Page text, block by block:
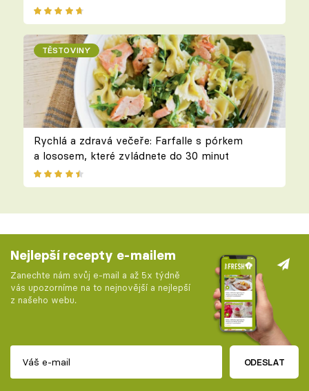
TĚSTOVINY
Rychlá a zdravá večeře: Farfalle s pórkem
a lososem, které zvládnete do 30 minut
Nejlepší recepty e-mailem
Zanechte nám svůj e-mail a až 5x týdně
vás upozorníme na to nejnovější a nejlepší
z našeho webu.
ODESLAT